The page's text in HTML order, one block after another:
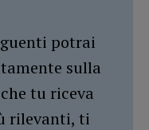
potrai
sulla
tu riceva
rilevanti, ti